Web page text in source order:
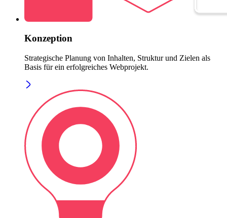
Konzeption
Strategische Planung von Inhalten, Struktur und Zielen als
Basis für ein erfolgreiches Webprojekt.